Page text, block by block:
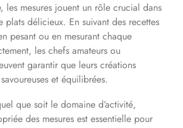
les mesures jouent un rôle crucial dans
plats délicieux. En suivant des recettes
pesant ou en mesurant chaque
les chefs amateurs ou
garantir que leurs créations
et équilibrées.
que soit le domaine d’activité,
des mesures est essentielle pour